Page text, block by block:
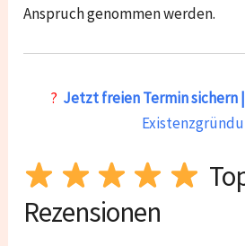
Anspruch genommen werden.
? Jetzt freien Termin sichern |
Rezensionen